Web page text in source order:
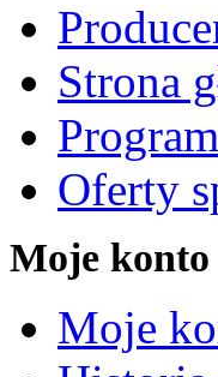
Strona
Oferty
Moje konto
Moje